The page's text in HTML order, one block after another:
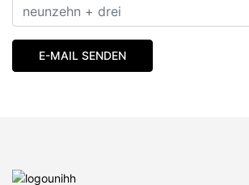
E-MAIL SENDEN